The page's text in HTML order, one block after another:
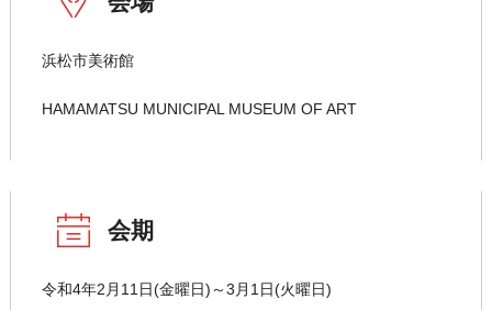
浜松市美術館
HAMAMATSU MUNICIPAL MUSEUM OF ART
会期
令和4年2月11日(金曜日)～3月1日(火曜日)